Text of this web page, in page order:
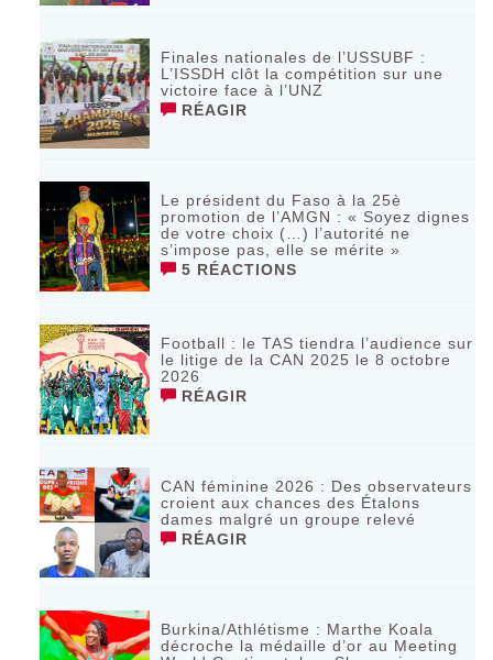
Finales nationales de l’USSUBF :
L’ISSDH clôt la compétition sur une
victoire face à l’UNZ
RÉAGIR
Le président du Faso à la 25è
promotion de l’AMGN : « Soyez dignes
de votre choix (…) l’autorité ne
s’impose pas, elle se mérite »
5 RÉACTIONS
Football : le TAS tiendra l’audience sur
le litige de la CAN 2025 le 8 octobre
2026
RÉAGIR
CAN féminine 2026 : Des observateurs
croient aux chances des Étalons
dames malgré un groupe relevé
RÉAGIR
Burkina/Athlétisme : Marthe Koala
décroche la médaille d’or au Meeting